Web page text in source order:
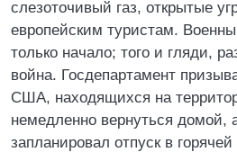
слезоточивый газ, открытые
европейским туристам.
только начало; того и гляди,
война. Госдепартамент
США, находящихся на
немедленно вернуться домой,
запланировал отпуск в горячей